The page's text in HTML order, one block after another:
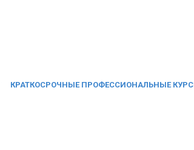
КРАТКОСРОЧНЫЕ ПРОФЕССИОНАЛЬНЫЕ